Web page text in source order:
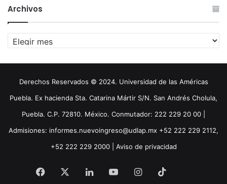
Archivos
Archivos
Derechos Reservados © 2024. Universidad de las Américas
Puebla. Ex hacienda Sta. Catarina Mártir S/N. San Andrés Cholula,
Puebla. C.P. 72810. México. Conmutador: 222 229 20 00 |
Admisiones: informes.nuevoingreso@udlap.mx +52 222 229 2112,
+52 222 229 2000 | Aviso de privacidad
Facebook LinkedInYouTubeInstagram